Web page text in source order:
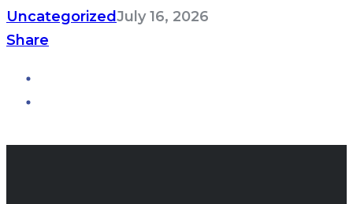
UncategorizedJuly 16, 2026
Share